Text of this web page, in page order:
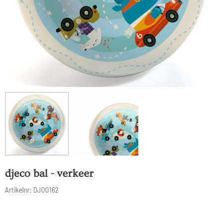
djeco bal - verkeer
Artikelnr: DJ00162